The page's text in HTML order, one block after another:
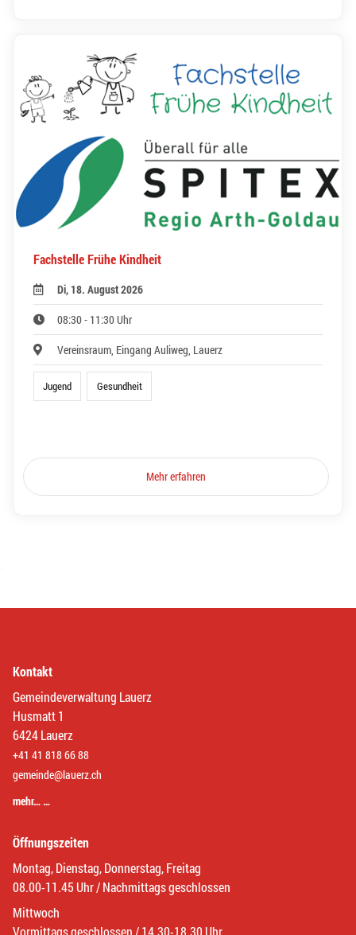
Fachstelle Frühe Kindheit
Di, 18. August 2026
08:30 - 11:30 Uhr
Vereinsraum, Eingang Auliweg, Lauerz
Jugend Gesundheit
Mehr erfahren
Kontakt
Gemeindeverwaltung Lauerz
Husmatt 1
6424 Lauerz
+41 41 818 66 88
gemeinde@lauerz.ch
mehr… …
Öffnungszeiten
Montag, Dienstag, Donnerstag, Freitag
08.00-11.45 Uhr / Nachmittags geschlossen
Mittwoch
Vormittags geschlossen / 14.30-18.30 Uhr